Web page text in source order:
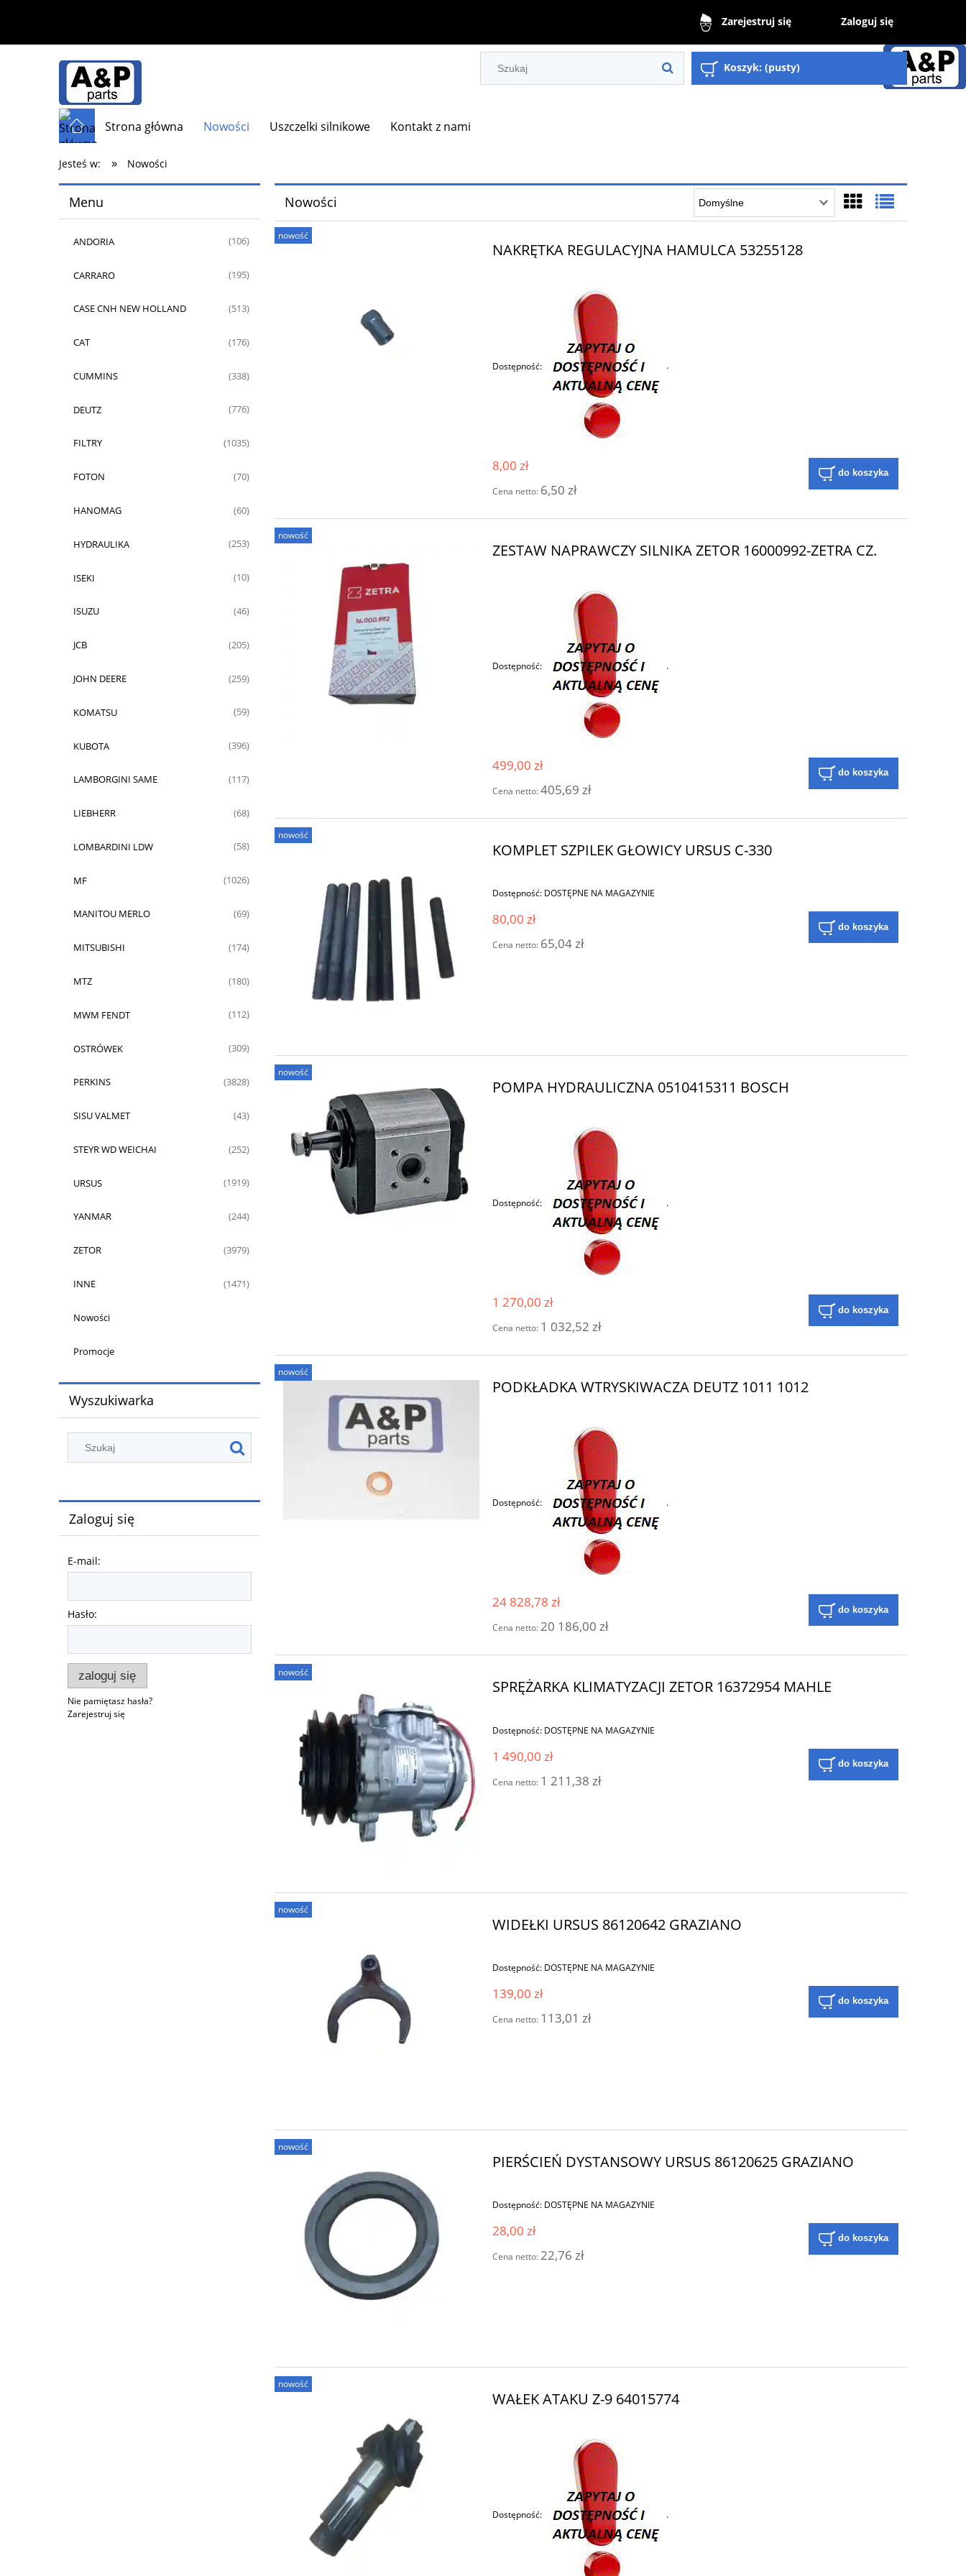
Zarejestruj się Zaloguj się
Koszyk: (pusty)
Strona główna Nowości Uszczelki silnikowe Kontakt z nami
Jesteś w: » Nowości
Menu
ANDORIA (106)
CARRARO (195)
CASE CNH NEW HOLLAND (513)
CAT (176)
CUMMINS (338)
DEUTZ (776)
FILTRY (1035)
FOTON (70)
HANOMAG (60)
HYDRAULIKA (253)
ISEKI (10)
ISUZU (46)
JCB (205)
JOHN DEERE (259)
KOMATSU (59)
KUBOTA (396)
LAMBORGINI SAME (117)
LIEBHERR (68)
LOMBARDINI LDW (58)
MF (1026)
MANITOU MERLO (69)
MITSUBISHI (174)
MTZ (180)
MWM FENDT (112)
OSTRÓWEK (309)
PERKINS (3828)
SISU VALMET (43)
STEYR WD WEICHAI (252)
URSUS (1919)
YANMAR (244)
ZETOR (3979)
INNE (1471)
Nowości
Promocje
Wyszukiwarka
Zaloguj się
E-mail:
Hasło:
zaloguj się
Nie pamiętasz hasła?
Zarejestruj się
Nowości
NAKRĘTKA REGULACYJNA HAMULCA 53255128
Dostępność: .
8,00 zł
Cena netto: 6,50 zł
do koszyka
nowość
ZESTAW NAPRAWCZY SILNIKA ZETOR 16000992-ZETRA CZ.
Dostępność: .
499,00 zł
Cena netto:405,69 zł
do koszyka
nowość
KOMPLET SZPILEK GŁOWICY URSUS C-330
Dostępność: DOSTĘPNE NA MAGAZYNIE
80,00 zł
Cena netto: 65,04 zł
do koszyka
nowość
POMPA HYDRAULICZNA 0510415311 BOSCH
Dostępność: .
1 270,00 zł
Cena netto: 1 032,52 zł
do koszyka
nowość
PODKŁADKA WTRYSKIWACZA DEUTZ 1011 1012
Dostępność: .
24 828,78 zł
Cena netto:20 186,00 zł
do koszyka
nowość
SPRĘŻARKA KLIMATYZACJI ZETOR 16372954 MAHLE
Dostępność: DOSTĘPNE NA MAGAZYNIE
1 490,00 zł
Cena netto: 1 211,38 zł
do koszyka
nowość
WIDEŁKI URSUS 86120642 GRAZIANO
Dostępność: DOSTĘPNE NA MAGAZYNIE
139,00 zł
Cena netto: 113,01 zł
do koszyka
nowość
PIERŚCIEŃ DYSTANSOWY URSUS 86120625 GRAZIANO
Dostępność: DOSTĘPNE NA MAGAZYNIE
28,00 zł
Cena netto:22,76 zł
do koszyka
nowość
WAŁEK ATAKU Z-9 64015774
Dostępność: .
nowość